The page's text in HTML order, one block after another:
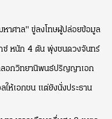
าศาล" ขู่ลงโทษผู้ปล่อยข้อมูล
ซ์ หนัก 4 ตัน พุ่งชนดวงจันทร์
ลอกวิทยานิพนธ์ปริญญาเอก
ห้เอกชน แต่ยังนั่งประธาน